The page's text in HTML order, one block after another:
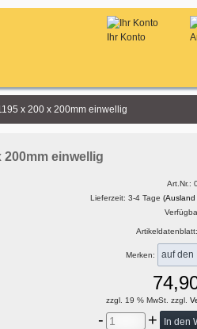
Ihr Konto
x 200 x 200mm einwellig
200mm einwellig
Art.Nr.:
Lieferzeit: 3-4 Tage
Artikeldatenblatt:
Merken:
zzgl. 19 % MwSt. zzgl.
- +